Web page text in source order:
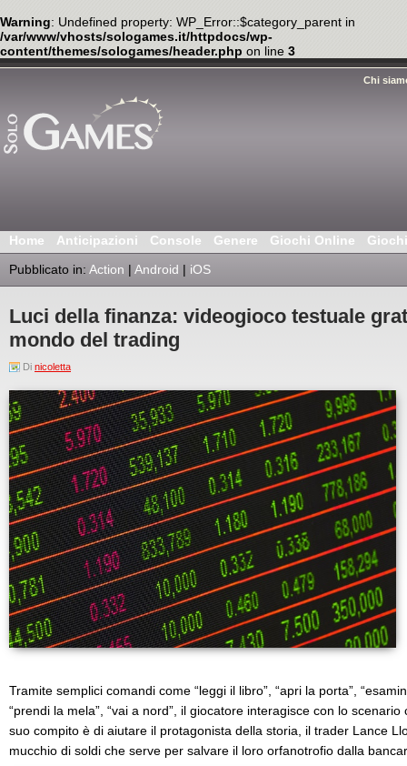
Warning: Undefined property: WP_Error::$category_parent in
/var/www/vhosts/sologames.it/httpdocs/wp-
content/themes/sologames/header.php on line 3
Chi
Home Anticipazioni Console Genere Giochi Online
Pubblicato in: Action | Android | iOS
Luci della finanza: videogioco testuale
mondo del trading
Di nicoletta
Tramite semplici comandi come “leggi il libro”, “apri la porta”,
“prendi la mela”, “vai a nord”, il giocatore interagisce con lo
suo compito è di aiutare il protagonista della storia, il trader Lance
mucchio di soldi che serve per salvare il loro orfanotrofio dalla